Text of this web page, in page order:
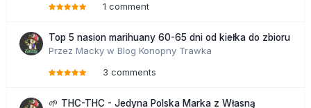
1 comment
Top 5 nasion marihuany 60-65 dni od kiełka do zbioru
Przez Macky w Blog Konopny Trawka
3 comments
🌱 THC-THC - Jedyna Polska Marka z Własną